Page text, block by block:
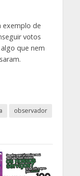
exemplo de
votos
que nem
observador